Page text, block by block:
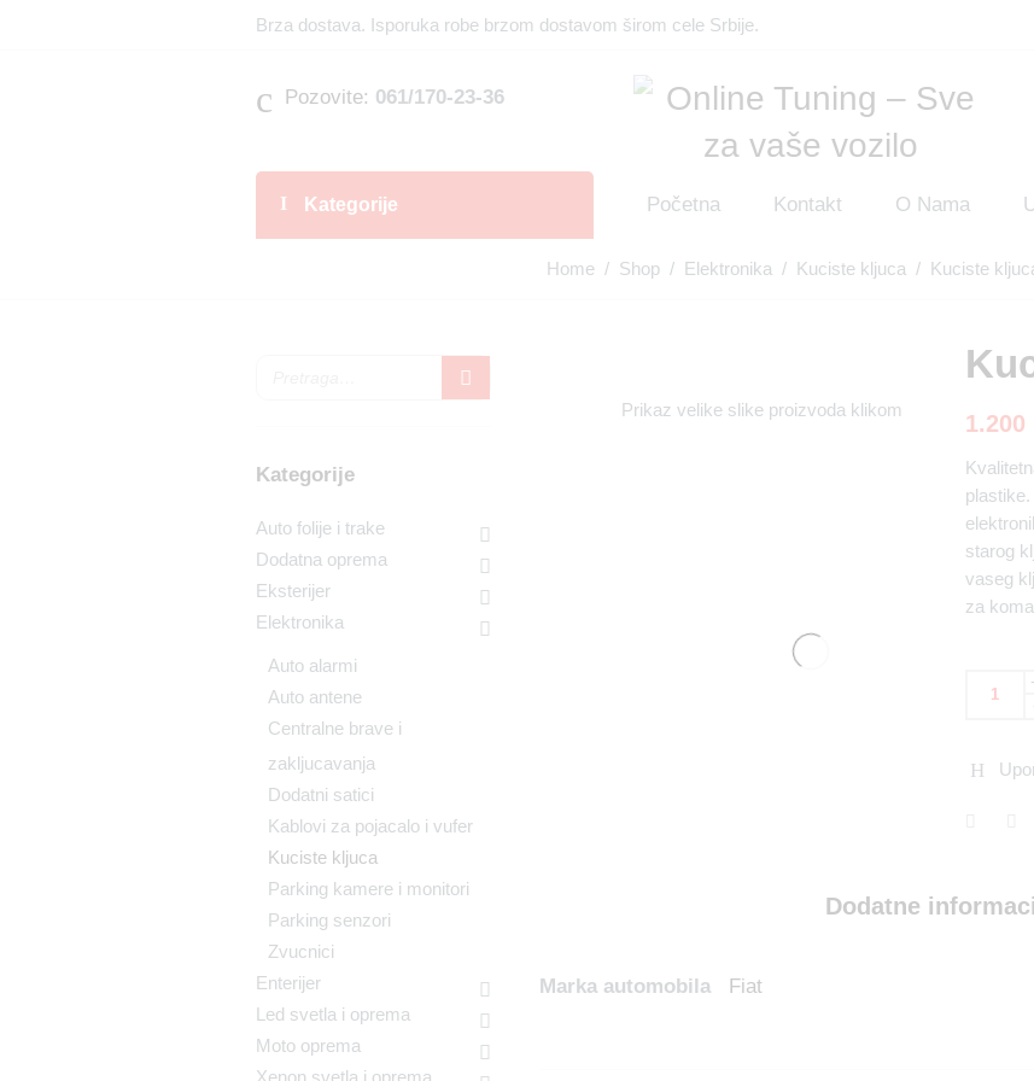
Brza dostava. Isporuka robe brzom dostavom širom cele Srbije.
Pozovite: 061/170-23-36
Kategorije Početna Kontakt O Nama
Home / Shop / Elektronika / Kuciste kljuca / Kuciste
Prikaz velike slike proizvoda klikom 1.200
starog
vaseg
za
Dodatne
Marka automobila Fiat
Kategorije
Auto folije i trake
Dodatna oprema
Eksterijer
Elektronika
Auto alarmi
Auto antene
Centralne brave i
zakljucavanja
Dodatni satici
Kablovi za pojacalo i vufer
Kuciste kljuca
Parking kamere i monitori
Parking senzori
Zvucnici
Enterijer
Led svetla i oprema
Moto oprema